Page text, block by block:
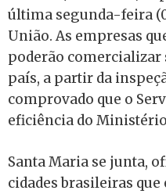
última segunda-feira
União. As empresas
poderão comercializar
país, a partir da
comprovado que o
eficiência do
Santa Maria se junta,
cidades brasileiras que